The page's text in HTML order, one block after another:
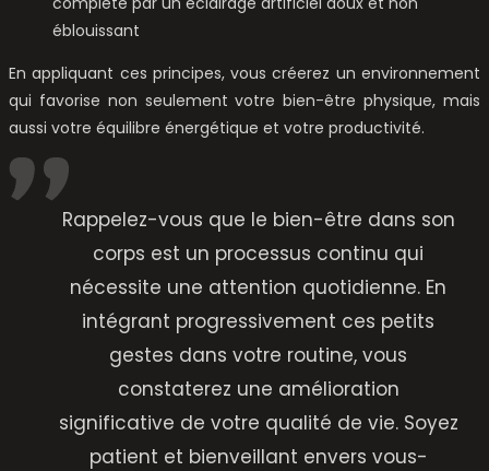
éblouissant
En appliquant ces principes, vous créerez un environnement
qui favorise non seulement votre bien-être physique, mais
aussi votre équilibre énergétique et votre productivité.
Rappelez-vous que le bien-être dans son
corps est un processus continu qui
nécessite une attention quotidienne. En
intégrant progressivement ces petits
gestes dans votre routine, vous
constaterez une amélioration
significative de votre qualité de vie. Soyez
patient et bienveillant envers vous-